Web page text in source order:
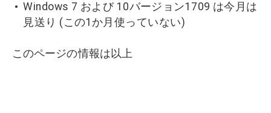
Windows 7 および 10バージョン1709 は今月は
見送り (この1か月使っていない)
このページの情報は以上